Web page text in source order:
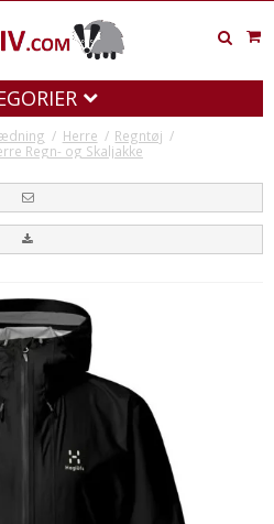
/ Herre / Regntøj /
Regn- og Skaljakke